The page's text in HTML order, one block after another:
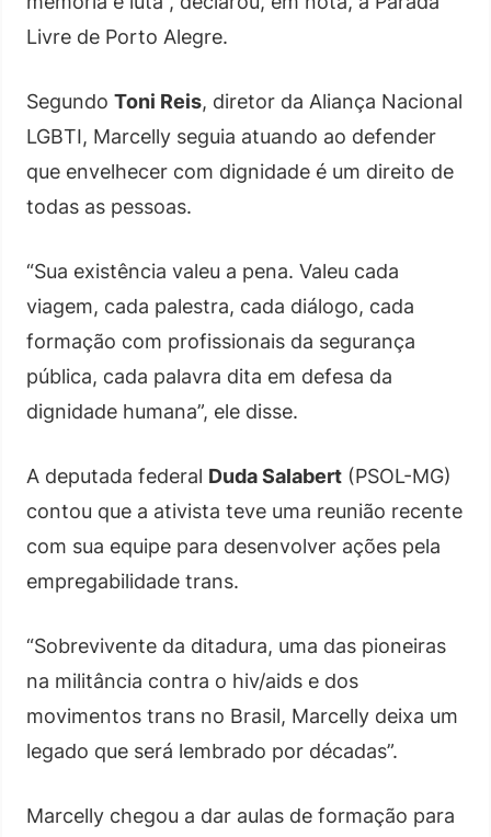
Livre de Porto Alegre.
Segundo Toni Reis, diretor da Aliança Nacional
LGBTI, Marcelly seguia atuando ao defender
que envelhecer com dignidade é um direito de
todas as pessoas.
“Sua existência valeu a pena. Valeu cada
viagem, cada palestra, cada diálogo, cada
formação com profissionais da segurança
pública, cada palavra dita em defesa da
dignidade humana”, ele disse.
A deputada federal Duda Salabert (PSOL-MG)
contou que a ativista teve uma reunião recente
com sua equipe para desenvolver ações pela
empregabilidade trans.
“Sobrevivente da ditadura, uma das pioneiras
na militância contra o hiv/aids e dos
movimentos trans no Brasil, Marcelly deixa um
legado que será lembrado por décadas”.
Marcelly chegou a dar aulas de formação para